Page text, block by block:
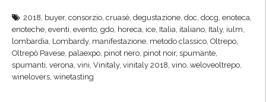
i
n
i
t
2018, buyer, consorzio, cruasé, degustazione, doc, docg, enoteca,
enoteche, eventi, evento, gdo, horeca, ice, Italia, italiano, Italy, iulm,
lombardia, Lombardy, manifestazione, metodo classico, Oltrepo,
Oltrepò Pavese, palaexpo, pinot nero, pinot noir, spumante,
spumanti, verona, vini, Vinitaly, vinitaly 2018, vino, weloveoltrepo,
winelovers, winetasting